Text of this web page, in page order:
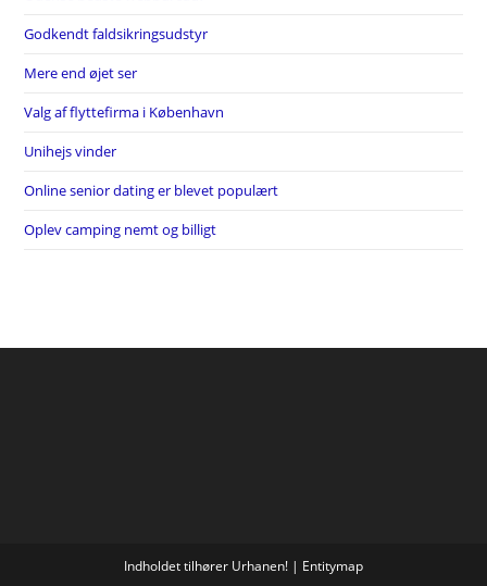
Godkendt faldsikringsudstyr
Mere end øjet ser
Valg af flyttefirma i København
Unihejs vinder
Online senior dating er blevet populært
Oplev camping nemt og billigt
Indholdet tilhører Urhanen! | Entitymap